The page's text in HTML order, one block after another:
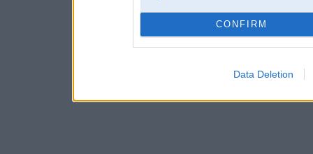
CONFIRM
Data Deletion